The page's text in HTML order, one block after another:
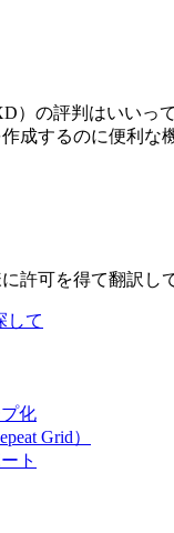
）の評判はいい
成するのに便利な
許可を得て翻訳し
して
化
Grid）
ト